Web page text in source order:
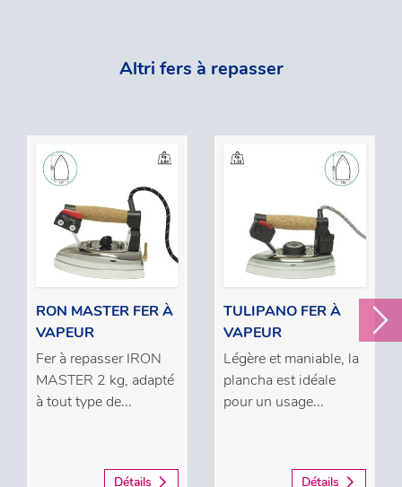
Altri fers à repasser
RON MASTER FER À
VAPEUR
Fer à repasser IRON
MASTER 2 kg, adapté
à tout type de...
Détails
TULIPANO FER À
VAPEUR
Légère et maniable, la
plancha est idéale
pour un usage...
Détails